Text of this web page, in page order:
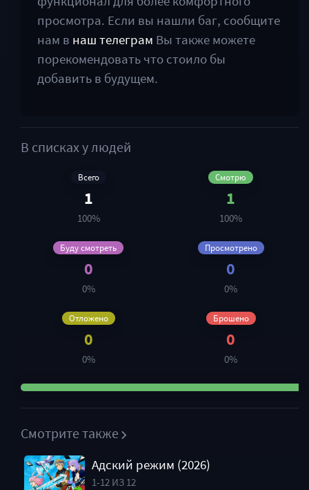
просмотра. Если вы нашли баг, сообщите
нам в наш телеграм Вы также можете
порекомендовать что стоило бы
добавить в будущем.
В списках у людей
Всего
1
100%
Смотрю
1
100%
Буду смотреть
0
0%
Просмотрено
0
0%
Отложено
0
0%
Брошено
0
0%
Смотрите также
Адский режим (2026)
1-12 ИЗ 12